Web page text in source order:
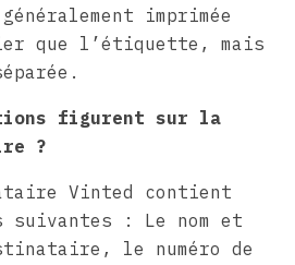
imprimée
que l’étiquette, mais
figurent sur la
?
Vinted contient
suivantes : Le nom et
le numéro de